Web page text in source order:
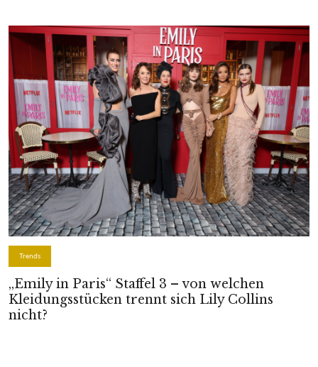
Trends
„Emily in Paris“ Staffel 3 – von welchen
Kleidungsstücken trennt sich Lily Collins
nicht?